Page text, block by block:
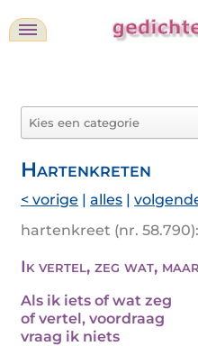
Hartenkreten
< vorige | alles |
hartenkreet (nr. 58.790):
Ik vertel, zeg wat,
Als ik iets of wat zeg
of vertel, voordraag
vraag ik niets